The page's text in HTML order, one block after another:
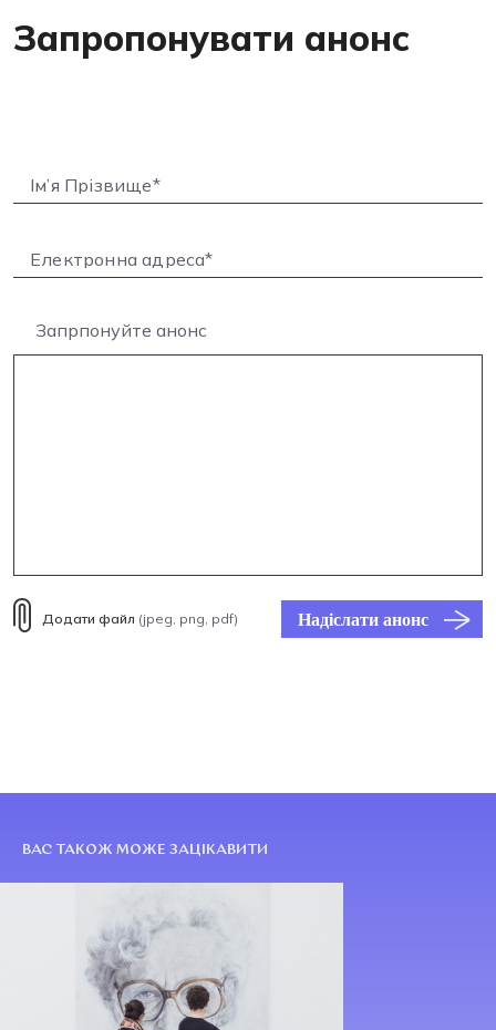
Запропонувати анонс
Запрпонуйте анонс
Додати файл (jpeg, png, pdf) Надіслати анонс
ВАС ТАКОЖ МОЖЕ ЗАЦІКАВИТИ